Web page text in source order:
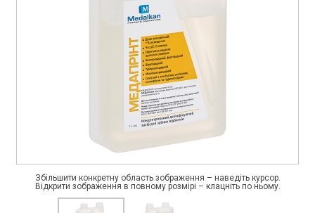
Збільшити конкретну область зображення – наведіть курсор.
Відкрити зображення в повному розмірі – клацніть по ньому.